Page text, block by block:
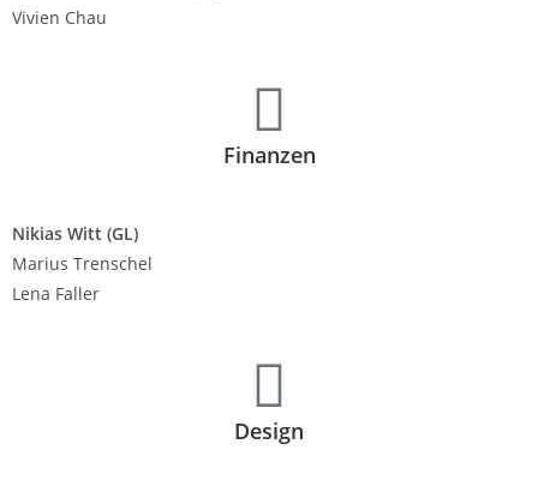
Vivien Chau
Finanzen
Nikias Witt (GL)
Marius Trenschel
Lena Faller
Design